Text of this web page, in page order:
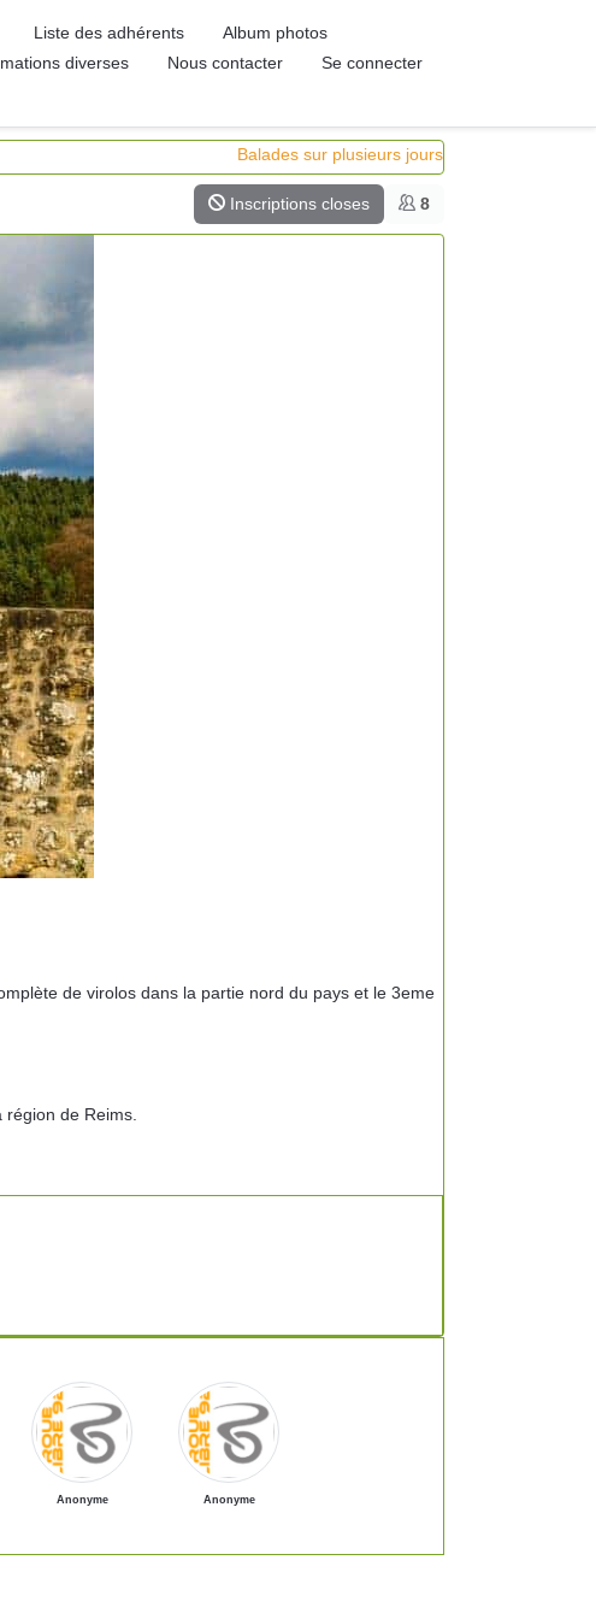
Liste des adhérents
Album photos
diverses Nous contacter
Se connecter
Balades sur plusieurs jours
Inscriptions closes 8
de virolos dans la partie nord du pays et le 3eme
de Reims.
Anonyme Anonyme